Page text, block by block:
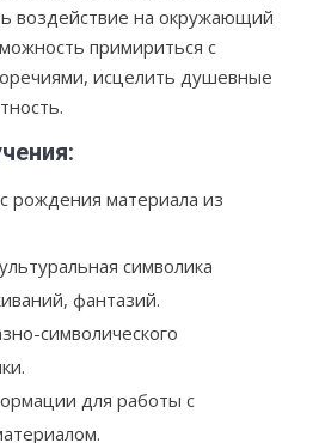
воздействие на окружающий
примириться с
исцелить душевные
рождения материала из
символика
фантазий.
символического
для работы с